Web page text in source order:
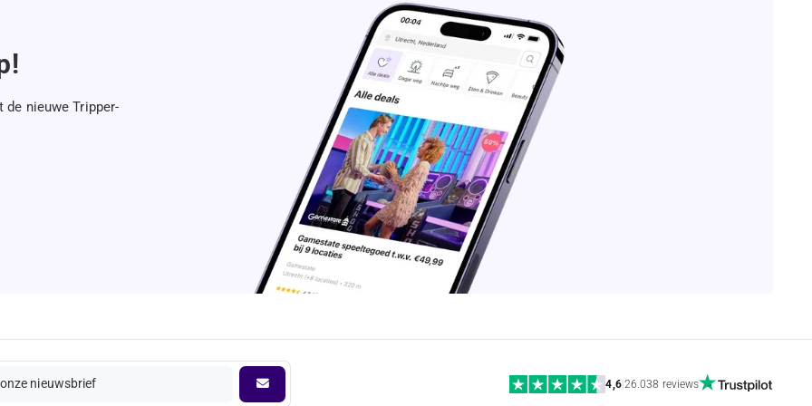
nieuwe Tripper-
nieuwsbrief 4,6|26.038 reviews